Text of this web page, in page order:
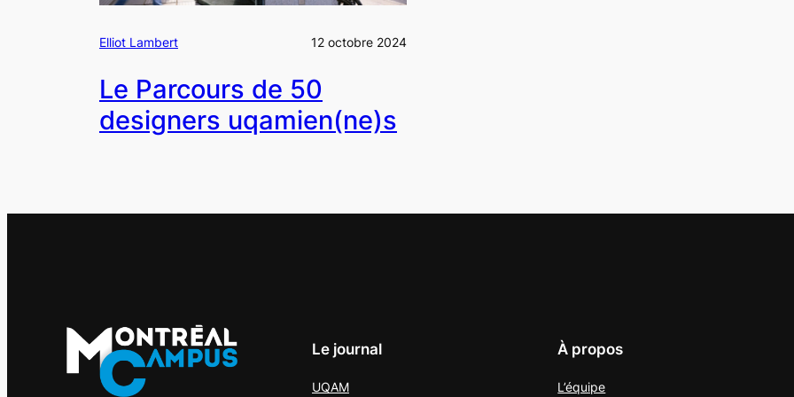
Elliot Lambert 12 octobre 2024
Le Parcours de 50
designers uqamien(ne)s
Le journal
UQAM
À propos
L’équipe